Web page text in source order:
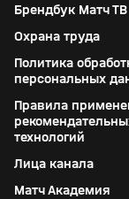
Брендбук Матч ТВ
Охрана труда
Политика
персональных
Правила
технологий
Лица канала
Матч Академия